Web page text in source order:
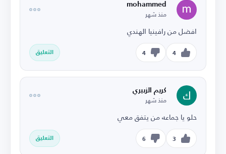
mohammed
منذ شهر
افضل من رافينيا الهندي
4
4 التعليق
كريم الزبيري
منذ شهر
حلو يا جماعه من يتفق معي
3
6 التعليق